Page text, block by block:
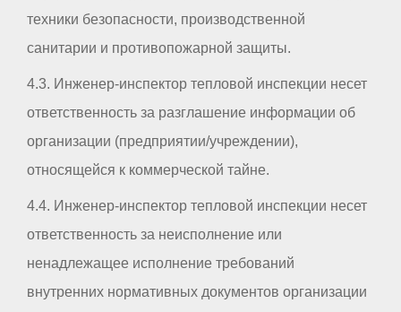
техники безопасности, производственной
санитарии и противопожарной защиты.
4.3. Инженер-инспектор тепловой инспекции несет
ответственность за разглашение информации об
организации (предприятии/учреждении),
относящейся к коммерческой тайне.
4.4. Инженер-инспектор тепловой инспекции несет
ответственность за неисполнение или
ненадлежащее исполнение требований
внутренних нормативных документов организации